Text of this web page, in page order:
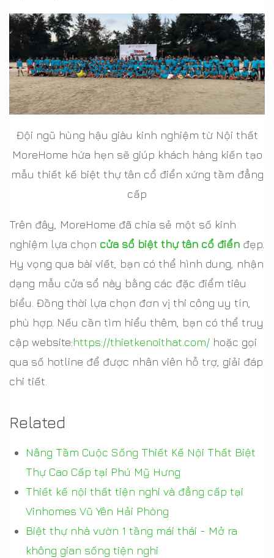
Đội ngũ hùng hậu giàu kinh nghiệm từ Nội thất
MoreHome hứa hẹn sẽ giúp khách hàng kiến tạo
mẫu thiết kế biệt thự tân cổ điển xứng tầm đẳng
cấp
Trên đây, MoreHome đã chia sẻ một số kinh
nghiệm lựa chọn cửa sổ biệt thự tân cổ điển đẹp.
Hy vọng qua bài viết, bạn có thể hình dung, nhận
dạng mẫu cửa sổ này bằng các đặc điểm tiêu
biểu. Đồng thời lựa chọn đơn vị thi công uy tín,
phù hợp. Nếu cần tìm hiểu thêm, bạn có thể truy
cập website:https://thietkenoithat.com/ hoặc gọi
qua số hotline để được nhân viên hỗ trợ, giải đáp
chi tiết.
Related
Nâng Tầm Cuộc Sống Thiết Kế Nội Thất Biệt
Thự Cao Cấp tại Phú Mỹ Hưng
Thiết kế nội thất tiện nghi và đẳng cấp tại
Vinhomes Vũ Yên Hải Phòng
Biệt thự nhà vườn 1 tầng mái thái - Mở ra
không gian sống tiện nghi